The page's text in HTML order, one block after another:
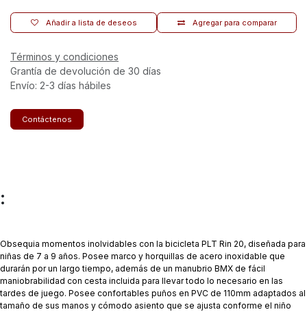
Agregar para comparar
Añadir a lista de deseos
Términos y condiciones
Grantía de devolución de 30 días
Envío: 2-3 días hábiles
Contáctenos
:
Obsequia momentos inolvidables con la bicicleta PLT Rin 20, diseñada para
niñas de 7 a 9 años. Posee marco y horquillas de acero inoxidable que
durarán por un largo tiempo, además de un manubrio BMX de fácil
maniobrabilidad con cesta incluida para llevar todo lo necesario en las
tardes de juego. Posee confortables puños en PVC de 110mm adaptados al
tamaño de sus manos y cómodo asiento que se ajusta conforme el niño